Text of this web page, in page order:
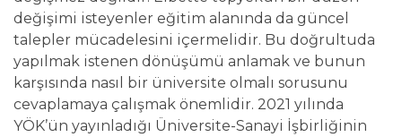
değişimi isteyenler eğitim alanında da güncel
talepler mücadelesini içermelidir. Bu doğrultuda
yapılmak istenen dönüşümü anlamak ve bunun
karşısında nasıl bir üniversite olmalı sorusunu
cevaplamaya çalışmak önemlidir. 2021 yılında
YÖK’ün yayınladığı Üniversite-Sanayi İşbirliğinin